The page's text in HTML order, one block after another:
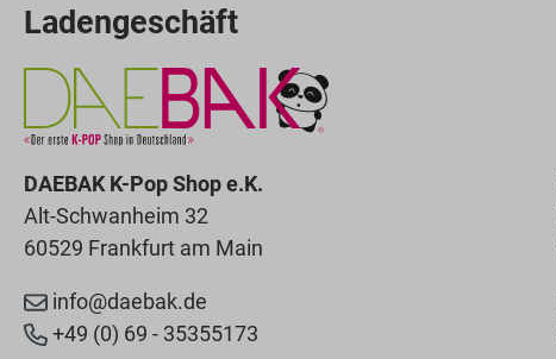
Ladengeschäft
DAEBAK K-Pop Shop e.K.
Alt-Schwanheim 32
60529 Frankfurt am Main
info@daebak.de
+49 (0) 69 - 35355173